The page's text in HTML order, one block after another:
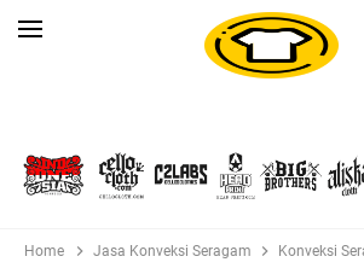
Home Jasa Konveksi Seragam Konveksi